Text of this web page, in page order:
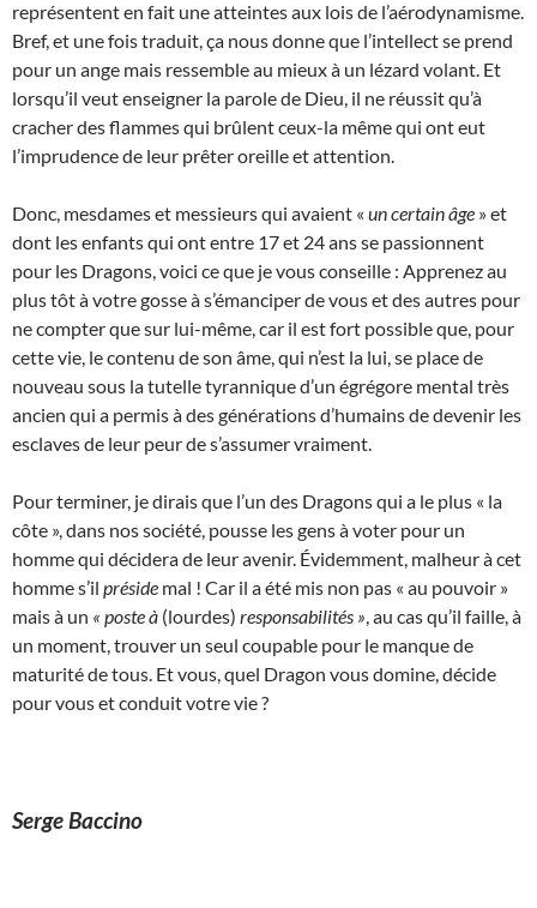
représentent en fait une atteintes aux lois de l’aérodynamisme.
Bref, et une fois traduit, ça nous donne que l’intellect se prend
pour un ange mais ressemble au mieux à un lézard volant. Et
lorsqu’il veut enseigner la parole de Dieu, il ne réussit qu’à
cracher des flammes qui brûlent ceux-la même qui ont eut
l’imprudence de leur prêter oreille et attention.
Donc, mesdames et messieurs qui avaient « un certain âge » et
dont les enfants qui ont entre 17 et 24 ans se passionnent
pour les Dragons, voici ce que je vous conseille : Apprenez au
plus tôt à votre gosse à s’émanciper de vous et des autres pour
ne compter que sur lui-même, car il est fort possible que, pour
cette vie, le contenu de son âme, qui n’est la lui, se place de
nouveau sous la tutelle tyrannique d’un égrégore mental très
ancien qui a permis à des générations d’humains de devenir les
esclaves de leur peur de s’assumer vraiment.
Pour terminer, je dirais que l’un des Dragons qui a le plus « la
côte », dans nos société, pousse les gens à voter pour un
homme qui décidera de leur avenir. Évidemment, malheur à cet
homme s’il préside mal ! Car il a été mis non pas « au pouvoir »
mais à un « poste à (lourdes) responsabilités » , au cas qu’il faille, à
un moment, trouver un seul coupable pour le manque de
maturité de tous. Et vous, quel Dragon vous domine, décide
pour vous et conduit votre vie ?
Serge Baccino